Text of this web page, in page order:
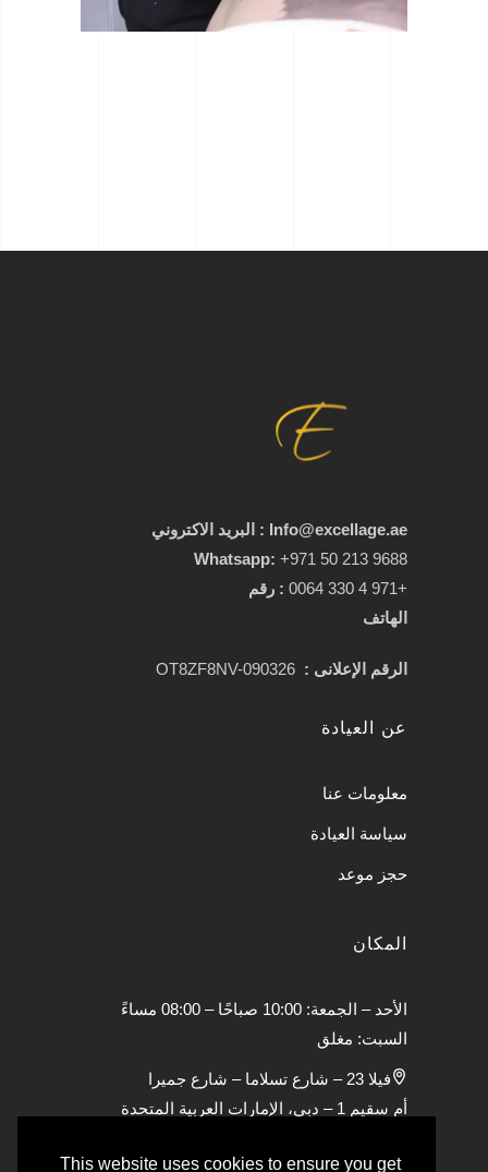
Info@excellage.ae : البريد الاكتروني
Whatsapp: +971 50 213 9688
+971 4 330 0064
: رقم
الهاتف
الرقم الإعلانى :
عن العيادة
معلومات عنا
سياسة العيادة
حجز موعد
المكان
الأحد – الجمعة: 10:00 صباحًا – 08:00 مساءً
السبت: مغلق
فيلا 23 – شارع تسلاما – شارع جميرا
أم سقيم 1 – دبي، الإمارات العربية المتحدة
This website uses cookies to ensure you get